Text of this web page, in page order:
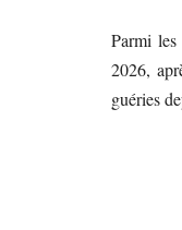
Parmi
2026,
guéries